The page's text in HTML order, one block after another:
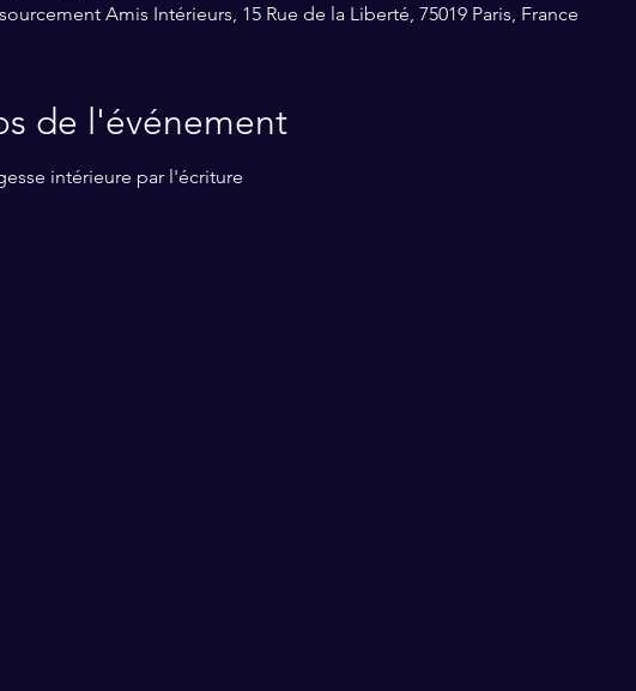
Amis Intérieurs, 15 Rue de la Liberté, 75019 Paris, France
de l'événement
intérieure par l'écriture